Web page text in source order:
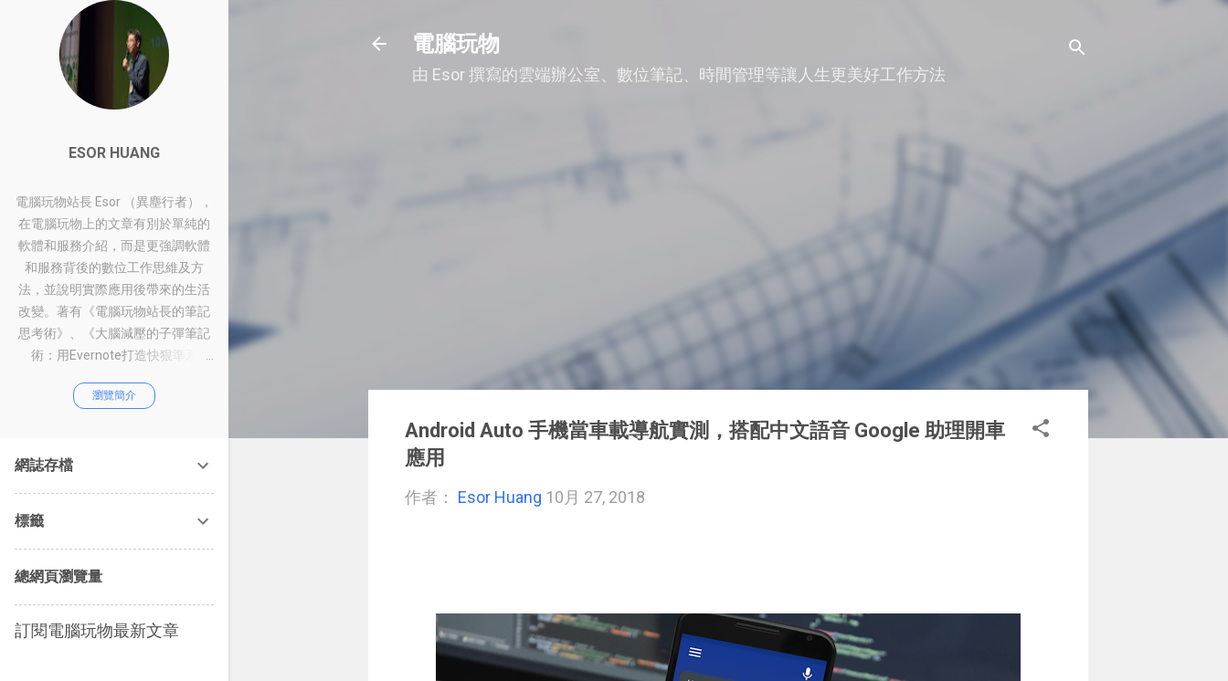
電腦玩物
由 Esor 撰寫的雲端辦公室、數位筆記、時間管理等讓人生更美好工作方法
Android Auto 手機當車載導航實測，搭配中文語音 Google 助理開車
應用
作者： Esor Huang 10月 27, 2018
ESOR HUANG
電腦玩物站長 Esor （異塵行者），
在電腦玩物上的文章有別於單純的
軟體和服務介紹，而是更強調軟體
和服務背後的數位工作思維及方
法，並說明實際應用後帶來的生活
改變。著有《電腦玩物站長的筆記
思考術》、《大腦減壓的子彈筆記
術：用Evernote打造快狠準系
作術：從職場到人生的100個聰明
瀏覽簡介
網誌存檔
標籤
總網頁瀏覽量
訂閱電腦玩物最新文章